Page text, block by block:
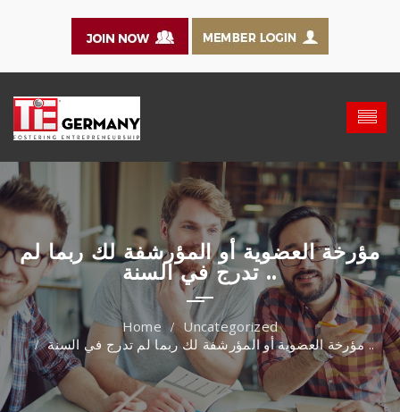
مؤرخة العضوية أو المؤرشفة لك ربما لم
تدرج في السنة ..
Uncategorized
مؤرخة العضوية أو المؤرشفة لك ربما لم تدرج في السنة ..